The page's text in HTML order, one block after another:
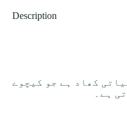
Description
کھاد ہے جو کیچوے
ہے۔